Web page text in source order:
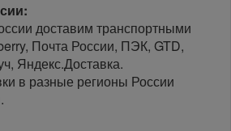
доставим транспортными
Почта России, ПЭК, GTD,
Яндекс.Доставка.
в разные регионы России